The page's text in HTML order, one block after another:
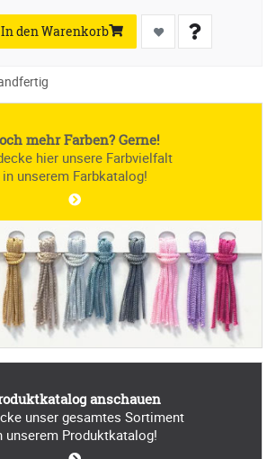
In den Warenkorb
mehr Farben? Gerne!
hier unsere Farbvielfalt
in unserem Farbkatalog!
anschauen
unser gesamtes Sortiment
unserem Produktkatalog!